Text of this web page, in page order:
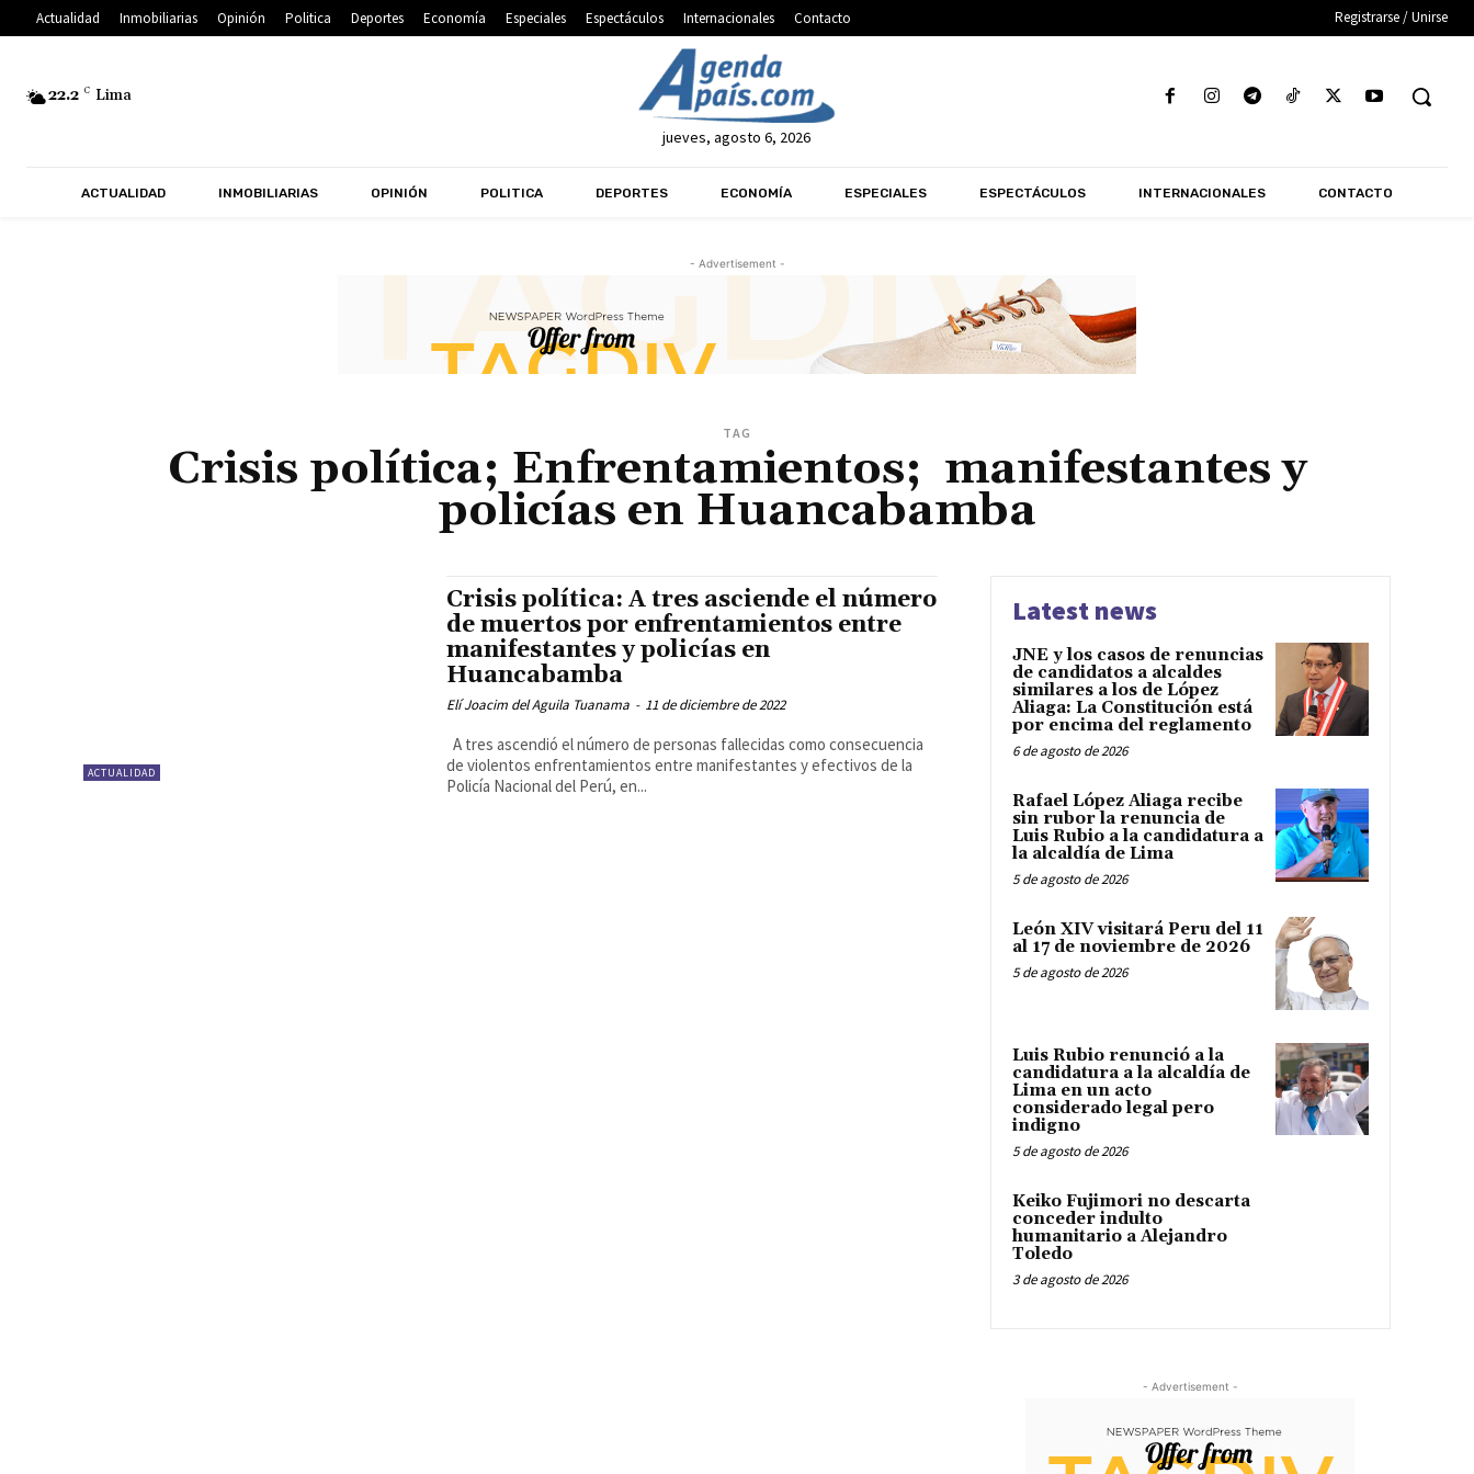
Actualidad Inmobiliarias Opinión Politica Deportes Economía Especiales Espectáculos Internacionales Contacto Registrarse / Unirse
22.2 C Lima
jueves, agosto 6, 2026
ACTUALIDAD INMOBILIARIAS OPINIÓN POLITICA DEPORTES ECONOMÍA ESPECIALES ESPECTÁCULOS INTERNACIONALES CONTACTO
- Advertisement -
TAG
Crisis política; Enfrentamientos; manifestantes y
policías en Huancabamba
ACTUALIDAD
Crisis política: A tres asciende el número
de muertos por enfrentamientos entre
manifestantes y policías en
Huancabamba
Elí Joacim del Aguila Tuanama - 11 de diciembre de 2022
A tres ascendió el número de personas fallecidas como consecuencia
de violentos enfrentamientos entre manifestantes y efectivos de la
Policía Nacional del Perú, en...
Latest news
JNE y los casos de renuncias
de candidatos a alcaldes
similares a los de López
Aliaga: La Constitución está
por encima del reglamento
6 de agosto de 2026
Rafael López Aliaga recibe
sin rubor la renuncia de
Luis Rubio a la candidatura a
la alcaldía de Lima
5 de agosto de 2026
León XIV visitará Peru del 11
al 17 de noviembre de 2026
5 de agosto de 2026
Luis Rubio renunció a la
candidatura a la alcaldía de
Lima en un acto
considerado legal pero
indigno
5 de agosto de 2026
Keiko Fujimori no descarta
conceder indulto
humanitario a Alejandro
Toledo
3 de agosto de 2026
- Advertisement -